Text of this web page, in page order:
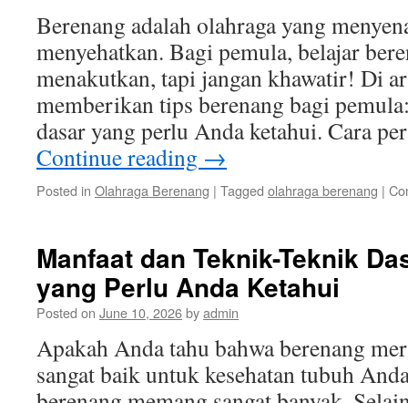
Berenang adalah olahraga yang
menyehatkan. Bagi pemula, belajar
menakutkan, tapi jangan khawatir! Di
memberikan tips berenang bagi
dasar yang perlu Anda ketahui. Cara
Continue reading →
Posted in Olahraga Berenang | Tagged olahraga berenang |
Manfaat dan Teknik-Teknik
yang Perlu Anda Ketahui
Posted on June 10, 2026byadmin
Apakah Anda tahu bahwa berenang
sangat baik untuk kesehatan tubuh